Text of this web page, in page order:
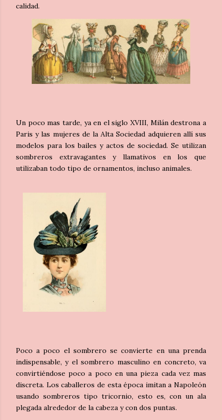
calidad.
Un poco mas tarde, ya en el siglo XVIII, Milán destrona a
Paris y las mujeres de la Alta Sociedad adquieren allí sus
modelos para los bailes y actos de sociedad. Se utilizan
sombreros extravagantes y llamativos en los que
utilizaban todo tipo de ornamentos, incluso animales.
Poco a poco el sombrero se convierte en una prenda
indispensable, y el sombrero masculino en concreto, va
convirtiéndose poco a poco en una pieza cada vez mas
discreta. Los caballeros de esta época imitan a Napoleón
usando sombreros tipo tricornio, esto es, con un ala
plegada alrededor de la cabeza y con dos puntas.